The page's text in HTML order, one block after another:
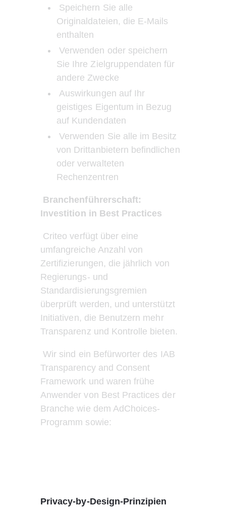
Originaldateien, die E-Mails
enthalten
Verwenden oder speichern
Sie Ihre Zielgruppendaten für
andere Zwecke
Auswirkungen auf Ihr
geistiges Eigentum in Bezug
auf Kundendaten
Verwenden Sie alle im Besitz
von Drittanbietern befindlichen
oder verwalteten
Rechenzentren
Branchenführerschaft:
Investition in Best Practices
umfangreiche Anzahl von
Zertifizierungen, die jährlich von
Regierungs- und
Standardisierungsgremien
überprüft werden, und unterstützt
Initiativen, die Benutzern mehr
Transparenz und Kontrolle bieten.
Wir sind ein Befürworter des IAB
Transparency and Consent
Framework und waren frühe
Anwender von Best Practices der
Branche wie dem AdChoices-
Programm sowie:
Privacy-by-Design-Prinzipien